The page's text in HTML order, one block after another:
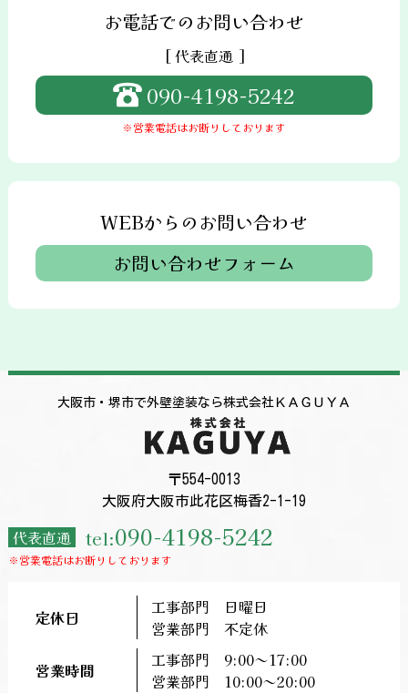
お電話でのお問い合わせ
[ 代表直通 ]
090-4198-5242
※営業電話はお断りしております
WEBからのお問い合わせ
お問い合わせフォーム
大阪市・堺市で外壁塗装なら株式会社ＫＡＧＵＹＡ
〒554-0013
大阪府大阪市此花区梅香2-1-19
代表直通 tel:090-4198-5242
※営業電話はお断りしております
定休日
工事部門 日曜日
営業部門 不定休
営業時間
工事部門 9:00～17:00
営業部門 10:00～20:00